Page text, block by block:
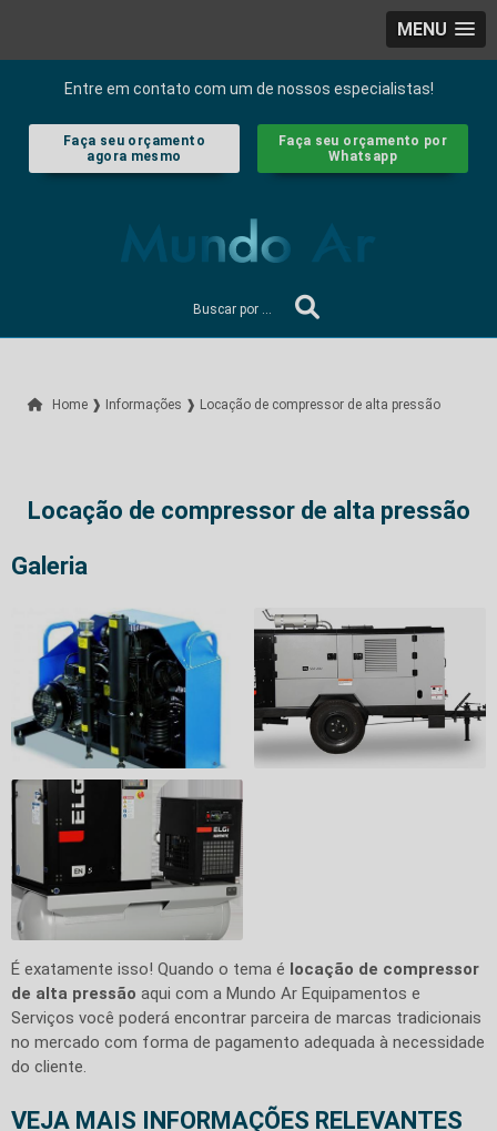
MENU
Entre em contato com um de nossos especialistas!
Faça seu orçamento
agora mesmo
Faça seu orçamento por
Whatsapp
Home ❱ Informações ❱ Locação de compressor de alta pressão
Locação de compressor de alta pressão
Galeria
É exatamente isso! Quando o tema é locação de compressor
de alta pressão aqui com a Mundo Ar Equipamentos e
Serviços você poderá encontrar parceira de marcas tradicionais
no mercado com forma de pagamento adequada à necessidade
do cliente.
VEJA MAIS INFORMAÇÕES RELEVANTES